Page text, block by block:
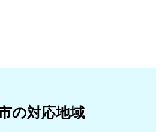
の対応地域